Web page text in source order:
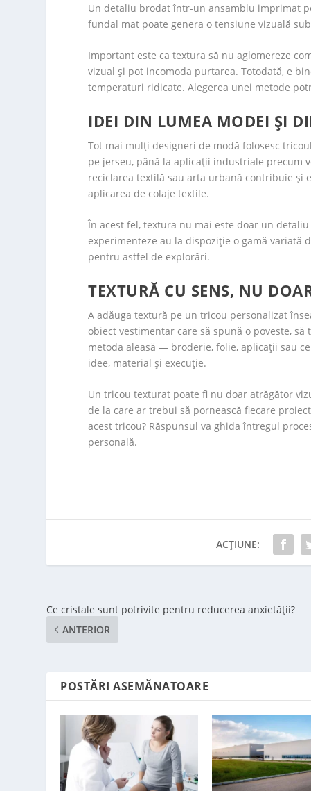
Un detaliu brodat într-un ansamblu imprimat
fundal mat poate genera o tensiune vizuală
Important este ca textura să nu aglomereze
vizual și pot incomoda purtarea. Totodată, e
temperaturi ridicate. Alegerea unei metode
IDEI DIN LUMEA MODEI ȘI
Tot mai mulți designeri de modă folosesc
pe jerseu, până la aplicații industriale precum
reciclarea textilă sau arta urbană contribuie și
aplicarea de colaje textile.
În acest fel, textura nu mai este doar un
experimenteze au la dispoziție o gamă variată
pentru astfel de explorări.
TEXTURĂ CU SENS, NU
A adăuga textură pe un tricou personalizat
obiect vestimentar care să spună o poveste,
metoda aleasă — broderie, folie, aplicații sau
idee, material și execuție.
Un tricou texturat poate fi nu doar atrăgător
de la care ar trebui să pornească fiecare
acest tricou? Răspunsul va ghida întregul
personală.
ACȚIUNE:
Ce cristale sunt potrivite pentru reducerea anxietății?
ANTERIOR
POSTĂRI ASEMĂNATOARE